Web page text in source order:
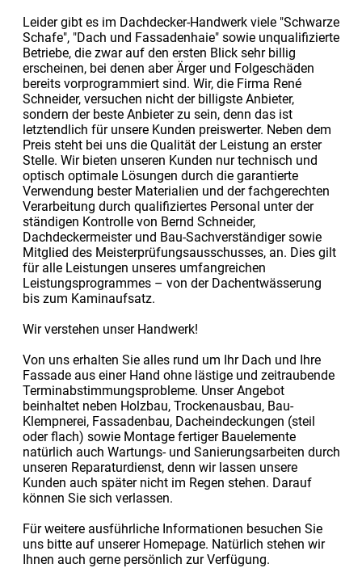
Leider gibt es im Dachdecker-Handwerk viele "Schwarze
Schafe", "Dach und Fassadenhaie" sowie unqualifizierte
Betriebe, die zwar auf den ersten Blick sehr billig
erscheinen, bei denen aber Ärger und Folgeschäden
bereits vorprogrammiert sind. Wir, die Firma René
Schneider, versuchen nicht der billigste Anbieter,
sondern der beste Anbieter zu sein, denn das ist
letztendlich für unsere Kunden preiswerter. Neben dem
Preis steht bei uns die Qualität der Leistung an erster
Stelle. Wir bieten unseren Kunden nur technisch und
optisch optimale Lösungen durch die garantierte
Verwendung bester Materialien und der fachgerechten
Verarbeitung durch qualifiziertes Personal unter der
ständigen Kontrolle von Bernd Schneider,
Dachdeckermeister und Bau-Sachverständiger sowie
Mitglied des Meisterprüfungsausschusses, an. Dies gilt
für alle Leistungen unseres umfangreichen
Leistungsprogrammes – von der Dachentwässerung
bis zum Kaminaufsatz.
Wir verstehen unser Handwerk!
Von uns erhalten Sie alles rund um Ihr Dach und Ihre
Fassade aus einer Hand ohne lästige und zeitraubende
Terminabstimmungsprobleme. Unser Angebot
beinhaltet neben Holzbau, Trockenausbau, Bau-
Klempnerei, Fassadenbau, Dacheindeckungen (steil
oder flach) sowie Montage fertiger Bauelemente
natürlich auch Wartungs- und Sanierungsarbeiten durch
unseren Reparaturdienst, denn wir lassen unsere
Kunden auch später nicht im Regen stehen. Darauf
können Sie sich verlassen.
Für weitere ausführliche Informationen besuchen Sie
uns bitte auf unserer Homepage. Natürlich stehen wir
Ihnen auch gerne persönlich zur Verfügung.